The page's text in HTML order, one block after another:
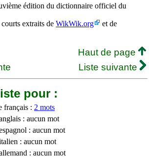
édition du dictionnaire officiel du
extraits de WikWik.org
et de
Haut de page
Liste suivante
pour :
français : 2 mots
: aucun mot
: aucun mot
: aucun mot
: aucun mot